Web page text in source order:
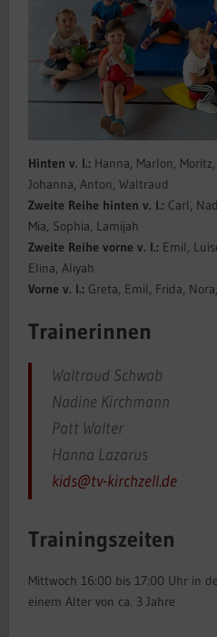
Hinten v. l.: Hanna, Marlon,
Johanna, Anton, Waltraud
Zweite Reihe hinten v. l.: Carl,
Mia, Sophia, Lamijah
Zweite Reihe vorne v. l.: Emil,
Elina, Aliyah
Vorne v. l.: Greta, Emil, Frida,
Trainerinnen
Waltraud Schwab
Nadine Kirchmann
Patt Walter
Hanna Lazarus
kids@tv-kirchzell.de
Trainingszeiten
Mittwoch 16:00 bis 17:00 Uhr in
einem Alter von ca. 3 Jahre